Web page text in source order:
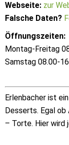
Webseite: zur
Falsche Daten?
Öffnungszeiten:
Montag-Freitag
Samstag 08.00-
Erlenbacher ist
Desserts. Egal
– Torte. Hier wird